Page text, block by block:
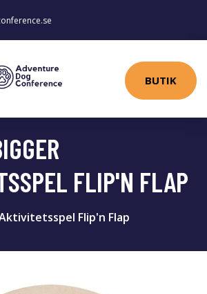
BUTIK
FLIP'N FLAP
Flip'n Flap